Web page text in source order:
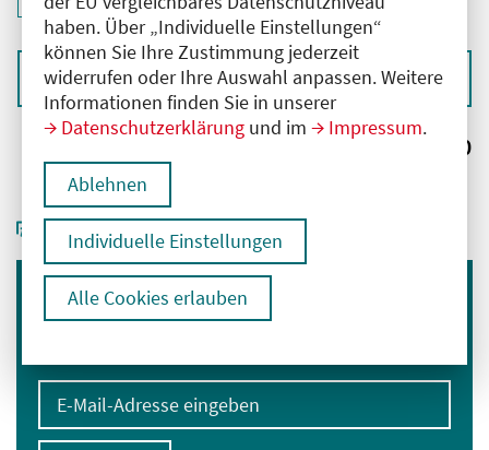
haben. Über „Individuelle Einstellungen“
können Sie Ihre Zustimmung jederzeit
widerrufen oder Ihre Auswahl anpassen. Weitere
Informationen finden Sie in unserer
Datenschutzerklärung und im Impressum.
Ablehnen
Individuelle Einstellungen
Alle Cookies erlauben
Filter
deaktivieren und Suchergebnisse neu laden
Sortieren nach
Ergebnisse: 0
Immer informiert bleiben
E-Mail-Adresse eingeben